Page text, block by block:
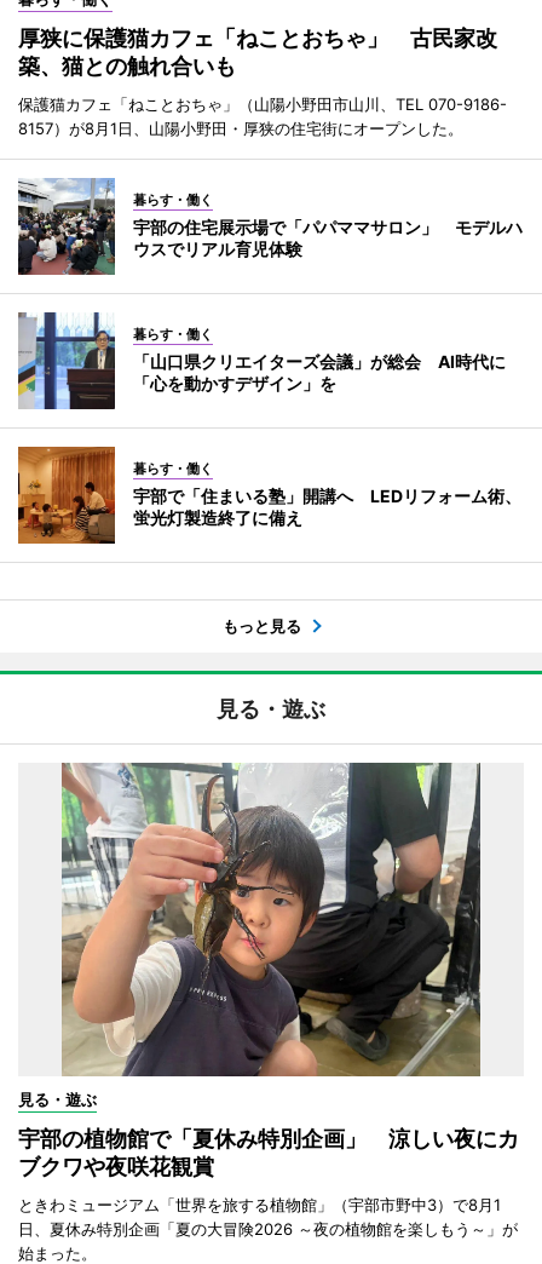
厚狭に保護猫カフェ「ねことおちゃ」 古民家改
築、猫との触れ合いも
保護猫カフェ「ねことおちゃ」（山陽小野田市山川、TEL 070-9186-
8157）が8月1日、山陽小野田・厚狭の住宅街にオープンした。
暮らす・働く
宇部の住宅展示場で「パパママサロン」 モデルハ
ウスでリアル育児体験
暮らす・働く
「山口県クリエイターズ会議」が総会 AI時代に
「心を動かすデザイン」を
暮らす・働く
宇部で「住まいる塾」開講へ LEDリフォーム術、
蛍光灯製造終了に備え
もっと見る
見る・遊ぶ
見る・遊ぶ
宇部の植物館で「夏休み特別企画」 涼しい夜にカ
ブクワや夜咲花観賞
ときわミュージアム「世界を旅する植物館」（宇部市野中3）で8月1
日、夏休み特別企画「夏の大冒険2026 ～夜の植物館を楽しもう～」が
始まった。